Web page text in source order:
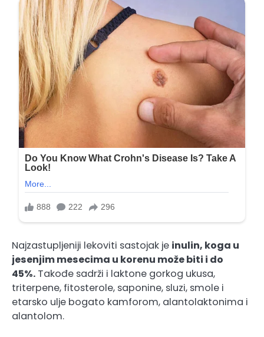
Najzastupljeniji lekoviti sastojak je inulin, koga u
jesenjim mesecima u korenu može biti i do
45%. Takođe sadrži i laktone gorkog ukusa,
triterpene, fitosterole, saponine, sluzi, smole i
etarsko ulje bogato kamforom, alantolaktonima i
alantolom.